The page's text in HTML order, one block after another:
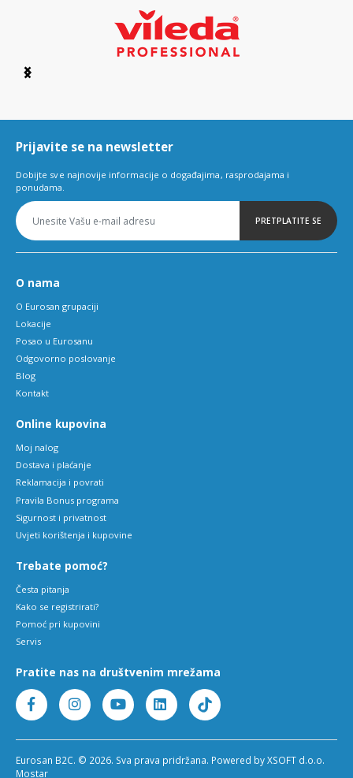
Item
6
Prijavite se na newsletter
Dobijte sve najnovije informacije o događajima, rasprodajama i
ponudama.
PRETPLATITE SE
O nama
O Eurosan grupaciji
Lokacije
Posao u Eurosanu
Odgovorno poslovanje
Blog
Kontakt
Online kupovina
Moj nalog
Dostava i plaćanje
Reklamacija i povrati
Pravila Bonus programa
Sigurnost i privatnost
Uvjeti korištenja i kupovine
Trebate pomoć?
Česta pitanja
Kako se registrirati?
Pomoć pri kupovini
Servis
Pratite nas na društvenim mrežama
Eurosan B2C. © 2026. Sva prava pridržana. Powered by XSOFT d.o.o.
Mostar